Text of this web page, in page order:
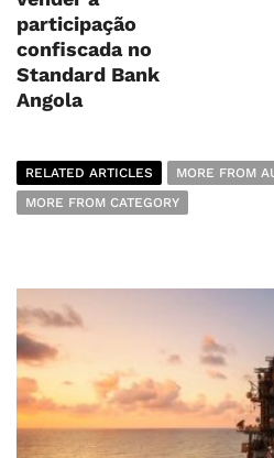
participação
confiscada no
Standard Bank
Angola
RELATED ARTICLES
MORE FROM
MORE FROM CATEGORY